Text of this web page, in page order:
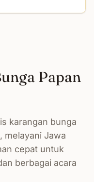
Papan
karangan bunga
melayani Jawa
cepat untuk
berbagai acara